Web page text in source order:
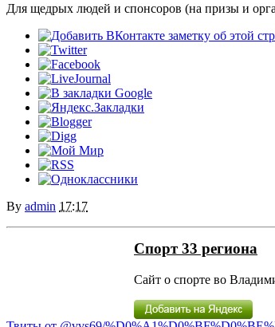
Для щедрых людей и спонсоров (на призы и
By admin 17:17
Спорт 33 региона
Сайт о спорте во